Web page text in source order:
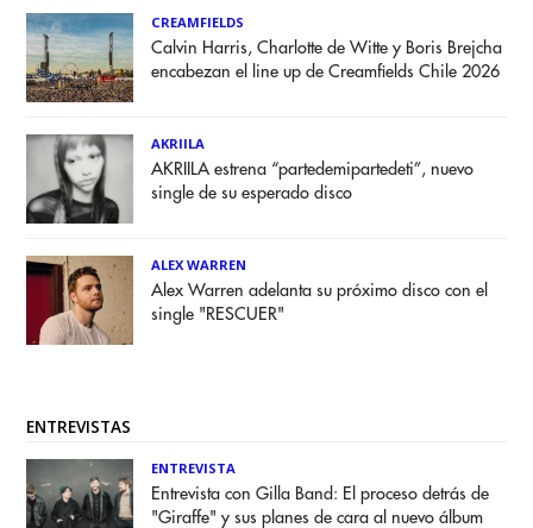
CREAMFIELDS
Calvin Harris, Charlotte de Witte y Boris Brejcha
encabezan el line up de Creamfields Chile 2026
AKRIILA
AKRIILA estrena “partedemipartedeti”, nuevo
single de su esperado disco
ALEX WARREN
Alex Warren adelanta su próximo disco con el
single "RESCUER"
ENTREVISTAS
ENTREVISTA
Entrevista con Gilla Band: El proceso detrás de
"Giraffe" y sus planes de cara al nuevo álbum